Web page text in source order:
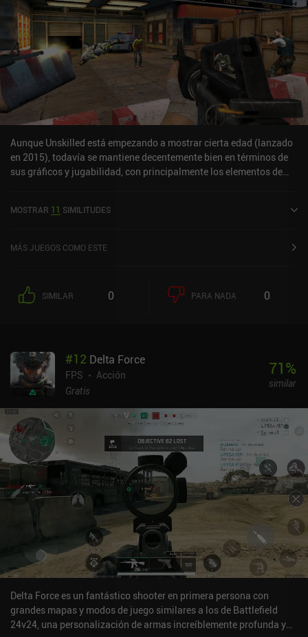
Aunque Unskilled está empezando a mostrar cierta edad (lanzado
en 2015), todavía se mantiene decentemente bien en términos de
sus gráficos y jugabilidad, con principalmente los elementos de
serie de personajes cada uno con atributos únicos (RPG-
pay2win, sin embargo, lo cual es una lástima y algo que espero
MOSTRAR 11 SIMILITUDES
MÁS JUEGOS COMO ESTE
SIMILAR 0 PARA NADA 0
#12 Delta Force
FPS
Acción
Gratis
71%
similar
Delta Force es un fantástico shooter en primera persona con
grandes mapas y modos de juego similares a los de Battlefield
24v24, una personalización de armas increíblemente profunda y